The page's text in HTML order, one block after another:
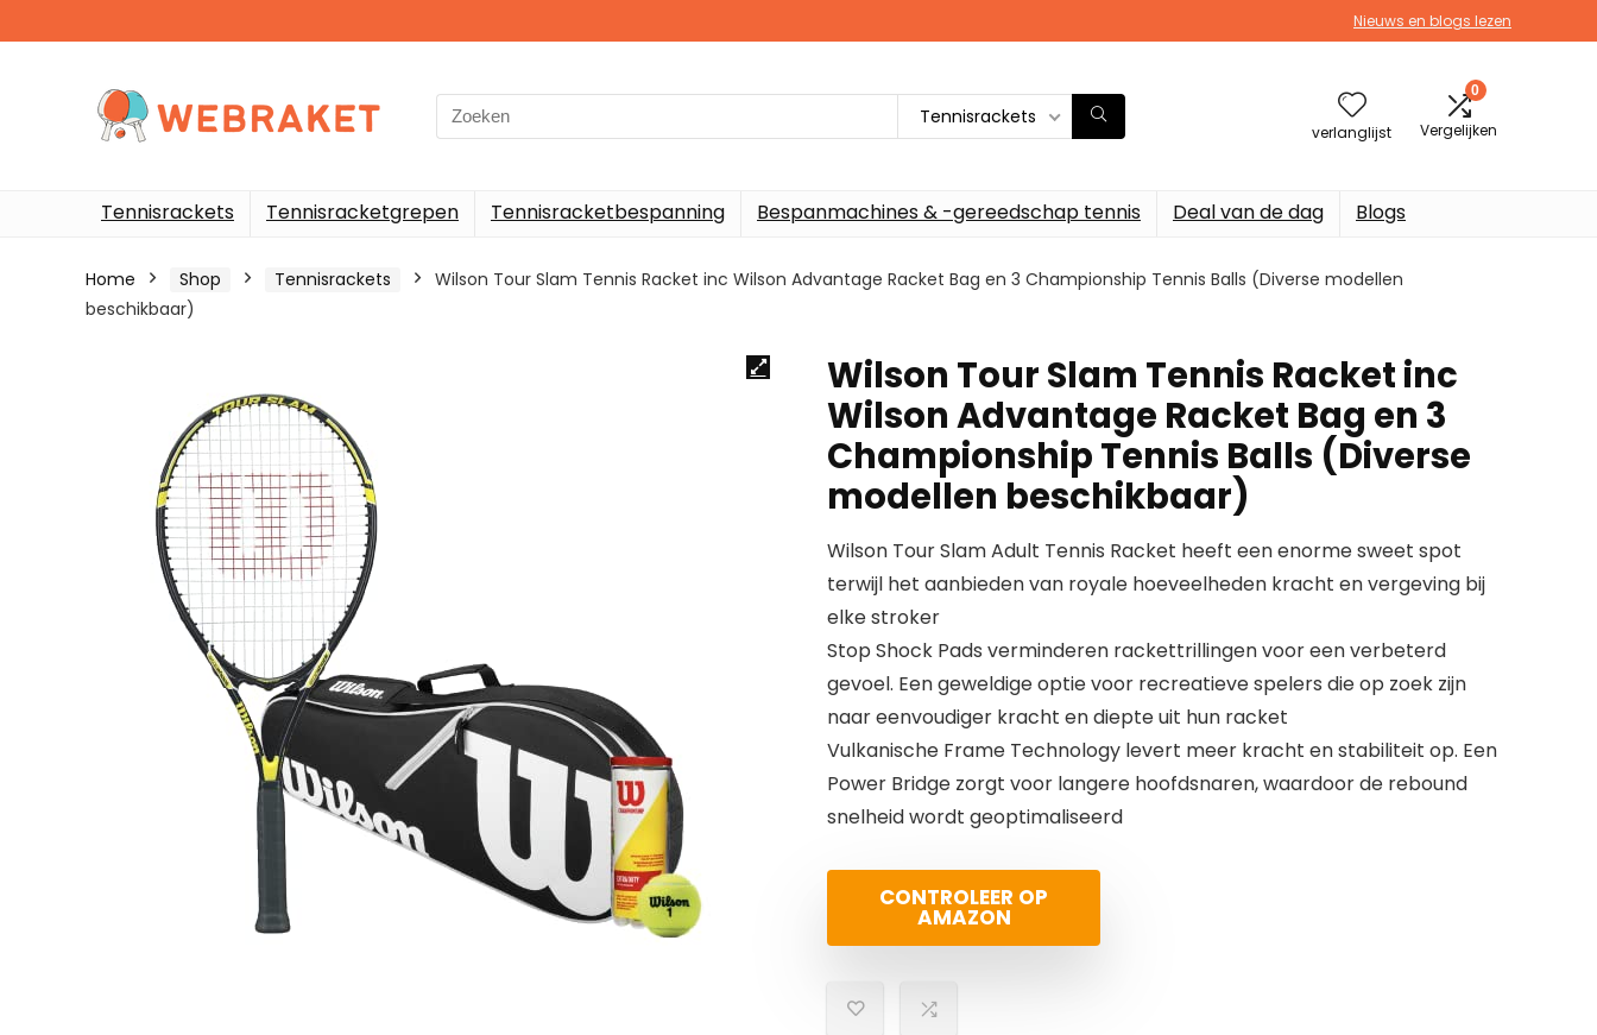
Nieuws en blogs lezen
Search
for:
Tennisrackets
verlanglijst
0
Vergelijken
Tennisrackets Tennisracketgrepen Tennisracketbespanning Bespanmachines & -gereedschap tennis Deal van de dag Blogs
Home Shop Tennisrackets
Wilson Tour Slam Tennis Racket inc Wilson Advantage Racket Bag en 3 Championship Tennis Balls (Diverse modellen
beschikbaar)
Wilson Tour Slam Tennis Racket inc
Wilson Advantage Racket Bag en 3
Championship Tennis Balls (Diverse
modellen beschikbaar)
Wilson Tour Slam Adult Tennis Racket heeft een enorme sweet spot
terwijl het aanbieden van royale hoeveelheden kracht en vergeving bij
elke stroker
Stop Shock Pads verminderen rackettrillingen voor een verbeterd
gevoel. Een geweldige optie voor recreatieve spelers die op zoek zijn
naar eenvoudiger kracht en diepte uit hun racket
Vulkanische Frame Technology levert meer kracht en stabiliteit op. Een
Power Bridge zorgt voor langere hoofdsnaren, waardoor de rebound
snelheid wordt geoptimaliseerd
CONTROLEER OP
AMAZON